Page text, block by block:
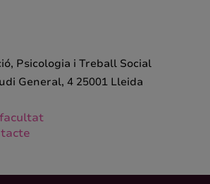
Psicologia i Treball Social
General, 4 25001 Lleida